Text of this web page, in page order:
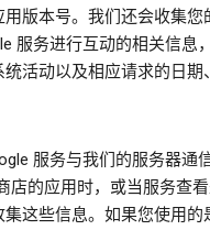
版本号。我们还会收集您
服务进行互动的相关信息
统活动以及相应请求的日期
服务与我们的服务器通
店的应用时，或当服务查
这些信息。如果您使用的